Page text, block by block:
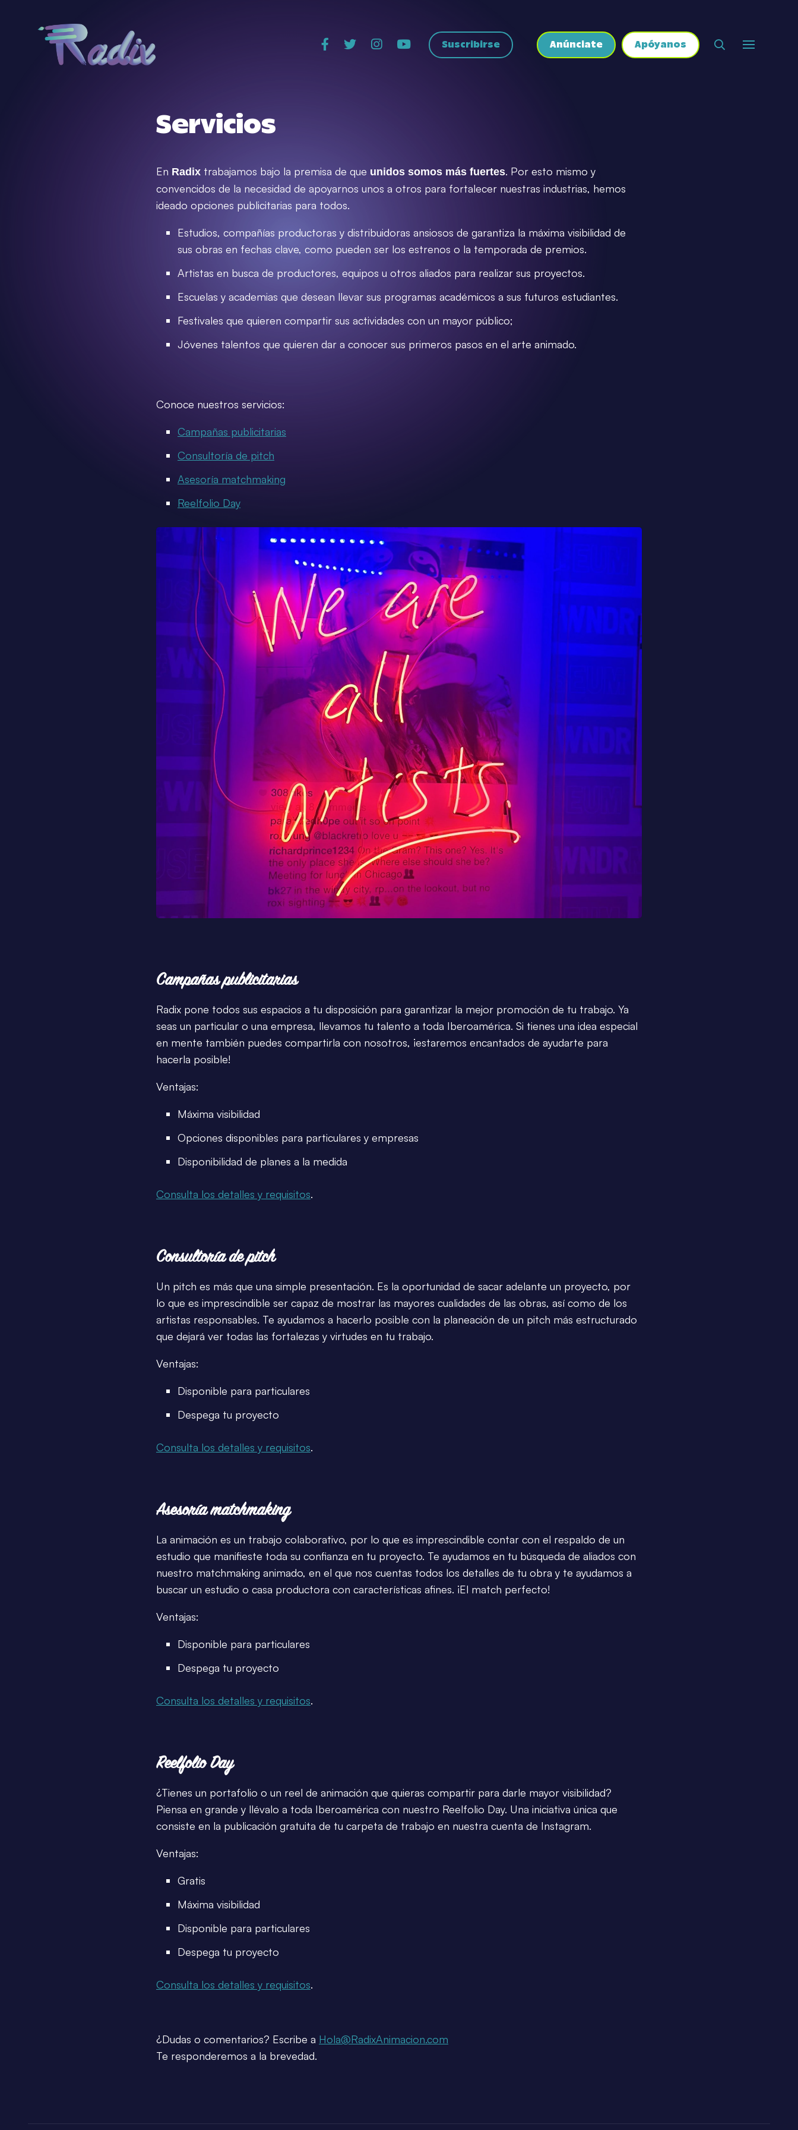
Suscribirse Anúnciate Apóyanos
Servicios
En Radix trabajamos bajo la premisa de que unidos somos más fuertes. Por esto mismo y
convencidos de la necesidad de apoyarnos unos a otros para fortalecer nuestras industrias, hemos
ideado opciones publicitarias para todos.
Estudios, compañías productoras y distribuidoras ansiosos de garantiza la máxima visibilidad de
sus obras en fechas clave, como pueden ser los estrenos o la temporada de premios.
Artistas en busca de productores, equipos u otros aliados para realizar sus proyectos.
Escuelas y academias que desean llevar sus programas académicos a sus futuros estudiantes.
Festivales que quieren compartir sus actividades con un mayor público;
Jóvenes talentos que quieren dar a conocer sus primeros pasos en el arte animado.
Conoce nuestros servicios:
Campañas publicitarias
Consultoría de pitch
Asesoría matchmaking
Reelfolio Day
Campañas publicitarias
Radix pone todos sus espacios a tu disposición para garantizar la mejor promoción de tu trabajo. Ya
seas un particular o una empresa, llevamos tu talento a toda Iberoamérica. Si tienes una idea especial
en mente también puedes compartirla con nosotros, ¡estaremos encantados de ayudarte para
hacerla posible!
Ventajas:
Máxima visibilidad
Opciones disponibles para particulares y empresas
Disponibilidad de planes a la medida
Consulta los detalles y requisitos.
Consultoría de pitch
Un pitch es más que una simple presentación. Es la oportunidad de sacar adelante un proyecto, por
lo que es imprescindible ser capaz de mostrar las mayores cualidades de las obras, así como de los
artistas responsables. Te ayudamos a hacerlo posible con la planeación de un pitch más estructurado
que dejará ver todas las fortalezas y virtudes en tu trabajo.
Ventajas:
Disponible para particulares
Despega tu proyecto
Consulta los detalles y requisitos.
Asesoría matchmaking
La animación es un trabajo colaborativo, por lo que es imprescindible contar con el respaldo de un
estudio que manifieste toda su confianza en tu proyecto. Te ayudamos en tu búsqueda de aliados con
nuestro matchmaking animado, en el que nos cuentas todos los detalles de tu obra y te ayudamos a
buscar un estudio o casa productora con características afines. ¡El match perfecto!
Ventajas:
Disponible para particulares
Despega tu proyecto
Consulta los detalles y requisitos.
Reelfolio Day
¿Tienes un portafolio o un reel de animación que quieras compartir para darle mayor visibilidad?
Piensa en grande y llévalo a toda Iberoamérica con nuestro Reelfolio Day. Una iniciativa única que
consiste en la publicación gratuita de tu carpeta de trabajo en nuestra cuenta de Instagram.
Ventajas:
Gratis
Máxima visibilidad
Disponible para particulares
Despega tu proyecto
Consulta los detalles y requisitos.
¿Dudas o comentarios? Escribe a Hola@RadixAnimacion.com
Te responderemos a la brevedad.